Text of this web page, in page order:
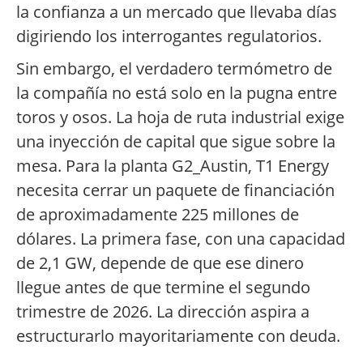
la confianza a un mercado que llevaba días
digiriendo los interrogantes regulatorios.
Sin embargo, el verdadero termómetro de
la compañía no está solo en la pugna entre
toros y osos. La hoja de ruta industrial exige
una inyección de capital que sigue sobre la
mesa. Para la planta G2_Austin, T1 Energy
necesita cerrar un paquete de financiación
de aproximadamente 225 millones de
dólares. La primera fase, con una capacidad
de 2,1 GW, depende de que ese dinero
llegue antes de que termine el segundo
trimestre de 2026. La dirección aspira a
estructurarlo mayoritariamente con deuda.